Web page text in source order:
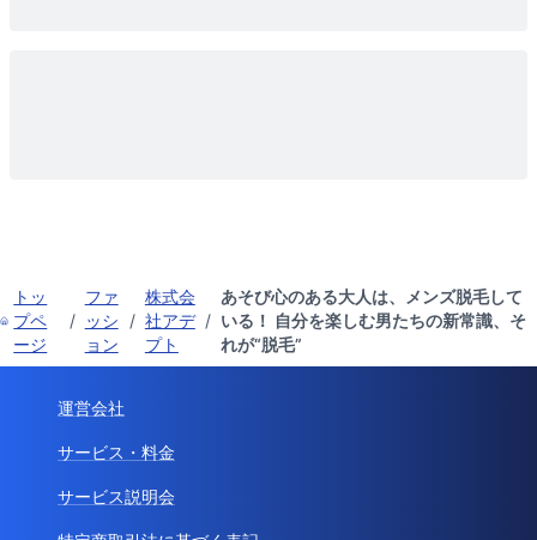
トッ
プペ
ージ
/
ファ
ッシ
ョン
/
株式会
社アデ
プト
/
あそび心のある大人は、メンズ脱毛して
いる！ 自分を楽しむ男たちの新常識、そ
れが“脱毛”
運営会社
サービス・料金
サービス説明会